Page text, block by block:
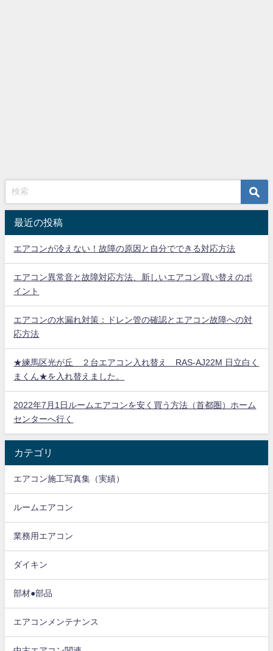
最近の投稿
エアコンが冷えない！故障の原因と自分でできる対応方法
エアコン異常音と故障対応方法、新しいエアコン買い替えのポ
イント
エアコンの水漏れ対策：ドレン管の確認とエアコン故障への対
応方法
★練馬区光が丘 ２台エアコン入れ替え RAS-AJ22M 日立白く
まくん★を入れ替えました。
2022年7月1日ルームエアコンを安く買う方法（首都圏）ホーム
センターへ行く
カテゴリ
エアコン施工写真集（実績）
ルームエアコン
業務用エアコン
ダイキン
部材●部品
エアコンメンテナンス